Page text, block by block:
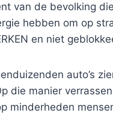
van de bevolking
hebben om op
en niet
auto’s
manier